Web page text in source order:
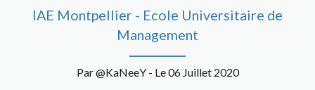
IAE Montpellier - Ecole Universitaire de
Management
Par @KaNeeY - Le 06 Juillet 2020